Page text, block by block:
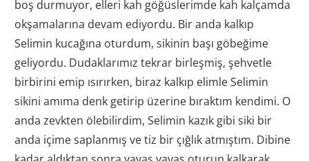
boş durmuyor, elleri kah göğüslerimde kah kalçamda
okşamalarına devam ediyordu. Bir anda kalkıp
Selimin kucağına oturdum, sikinin başı göbeğime
geliyordu. Dudaklarımız tekrar birleşmiş, şehvetle
birbirini emip ısırırken, biraz kalkıp elimle Selimin
sikini amıma denk getirip üzerine bıraktım kendimi. O
anda zevkten ölebilirdim, Selimin kazık gibi siki bir
anda içime saplanmış ve tiz bir çığlık atmıştım. Dibine